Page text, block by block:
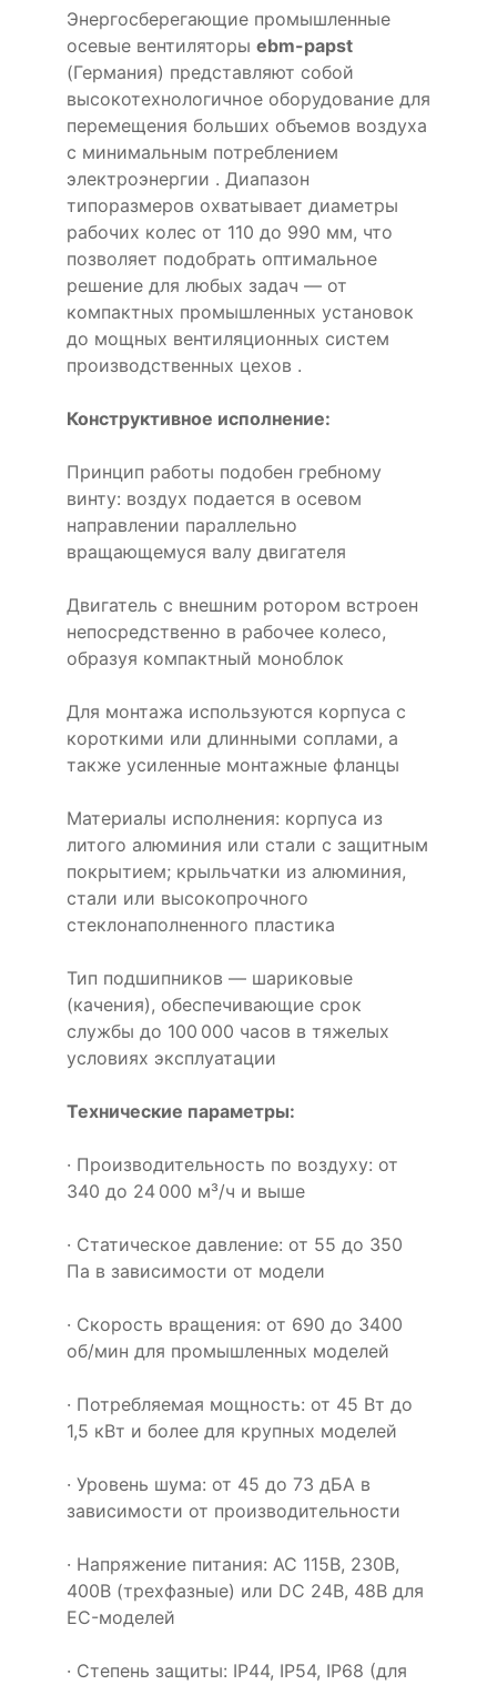
Энергосберегающие промышленные
осевые вентиляторы ebm-papst
(Германия) представляют собой
высокотехнологичное оборудование для
перемещения больших объемов воздуха
с минимальным потреблением
электроэнергии . Диапазон
типоразмеров охватывает диаметры
рабочих колес от 110 до 990 мм, что
позволяет подобрать оптимальное
решение для любых задач — от
компактных промышленных установок
до мощных вентиляционных систем
производственных цехов .
Конструктивное исполнение:
Принцип работы подобен гребному
винту: воздух подается в осевом
направлении параллельно
вращающемуся валу двигателя
Двигатель с внешним ротором встроен
непосредственно в рабочее колесо,
образуя компактный моноблок
Для монтажа используются корпуса с
короткими или длинными соплами, а
также усиленные монтажные фланцы
Материалы исполнения: корпуса из
литого алюминия или стали с защитным
покрытием; крыльчатки из алюминия,
стали или высокопрочного
стеклонаполненного пластика
Тип подшипников — шариковые
(качения), обеспечивающие срок
службы до 100 000 часов в тяжелых
условиях эксплуатации
Технические параметры:
· Производительность по воздуху: от
340 до 24 000 м³/ч и выше
· Статическое давление: от 55 до 350
Па в зависимости от модели
· Скорость вращения: от 690 до 3400
об/мин для промышленных моделей
· Потребляемая мощность: от 45 Вт до
1,5 кВт и более для крупных моделей
· Уровень шума: от 45 до 73 дБА в
зависимости от производительности
· Напряжение питания: AC 115В, 230В,
400В (трехфазные) или DC 24В, 48В для
EC-моделей
· Степень защиты: IP44, IP54, IP68 (для